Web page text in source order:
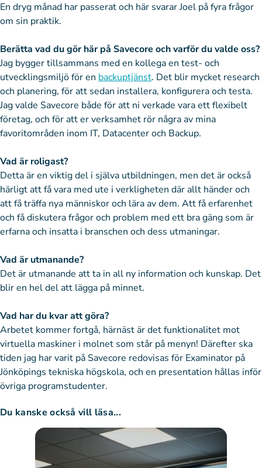
En dryg månad har passerat och här svarar Joel på fyra frågor
om sin praktik.
Berätta vad du gör här på Savecore och varför du valde oss?
Jag bygger tillsammans med en kollega en test- och
utvecklingsmiljö för en backuptjänst. Det blir mycket research
och planering, för att sedan installera, konfigurera och testa.
Jag valde Savecore både för att ni verkade vara ett flexibelt
företag, och för att er verksamhet rör några av mina
favoritområden inom IT, Datacenter och Backup.
Vad är roligast?
Detta är en viktig del i själva utbildningen, men det är också
härligt att få vara med ute i verkligheten där allt händer och
att få träffa nya människor och lära av dem. Att få erfarenhet
och få diskutera frågor och problem med ett bra gäng som är
erfarna och insatta i branschen och dess utmaningar.
Vad är utmanande?
Det är utmanande att ta in all ny information och kunskap. Det
blir en hel del att lägga på minnet.
Vad har du kvar att göra?
Arbetet kommer fortgå, härnäst är det funktionalitet mot
virtuella maskiner i molnet som står på menyn! Därefter ska
tiden jag har varit på Savecore redovisas för Examinator på
Jönköpings tekniska högskola, och en presentation hållas inför
övriga programstudenter.
Du kanske också vill läsa...